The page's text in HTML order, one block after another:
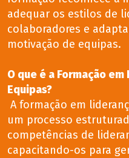
adequar os estilos de
colaboradores e
motivação de equipas.
O que é a Formação
Equipas?
A formação em
um processo
competências de
capacitando-os para